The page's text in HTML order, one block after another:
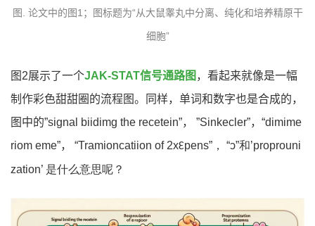
图. 论文中的图1；图标题为“从大鼠睾丸中分离、纯化和培养精原干
细胞”
图2展示了一个JAK-STAT信号通路图 ，看起来就像是一幅
制作彩色甜甜圈的流程图。同样，单词和数字也是合成的，
图中的”signal biidimg the recetein”， ”Sinkecler”，“dimime
riom eme”， “Tramioncatiion of 2xƐpens”， “ↄ”和’proprouni
zation’ 是什么意思呢？